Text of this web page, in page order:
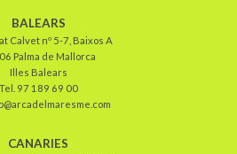
BALEARS
Calvet nº 5-7, Baixos A
Palma de Mallorca
Illes Balears
Tel. 97 189 69 00
CANARIES